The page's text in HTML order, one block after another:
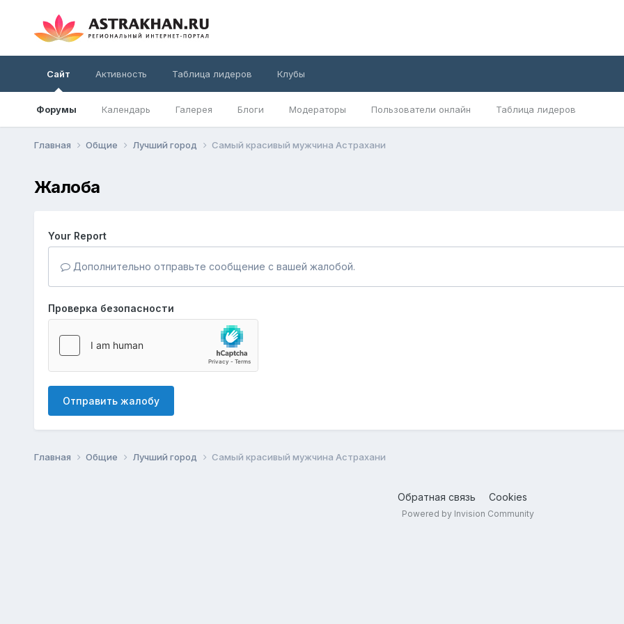
Сайт
Форумы Календарь Галерея Блоги Модераторы Пользователи онлайн Таблица лидеров
Активность Таблица лидеров Клубы
Главная Общие Лучший город Самый красивый мужчина Астрахани
Жалоба
Your Report
Дополнительно отправьте сообщение с вашей жалобой.
Проверка безопасности
Отправить жалобу
Главная Общие Лучший город Самый красивый мужчина Астрахани
Обратная связь Cookies
Powered by Invision Community